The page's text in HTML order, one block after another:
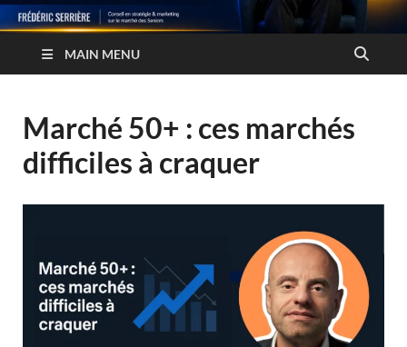
MAIN MENU
Marché 50+ : ces marchés
difficiles à craquer